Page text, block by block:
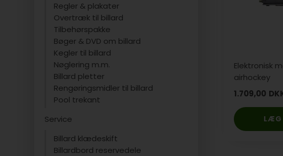
Regler & plakater
Overtræk til billard
Tilbehørspakke
Bøger & DVD om billard
Kegler til billard
Nøglering m.m.
Billard pletter
Rengøringsmidler til billard
Pool trekant
Service
Billard klædeskift
Billardbord reservedele
Elektronisk
airhockey
1.709,00